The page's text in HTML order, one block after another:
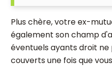
Plus chère, votre ex-
également son champ
éventuels ayants droit
couverts une fois que